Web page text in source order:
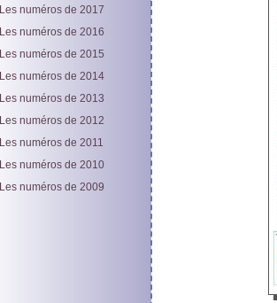
Les numéros de 2017
Les numéros de 2016
Les numéros de 2015
Les numéros de 2014
Les numéros de 2013
Les numéros de 2012
Les numéros de 2011
Les numéros de 2010
Les numéros de 2009